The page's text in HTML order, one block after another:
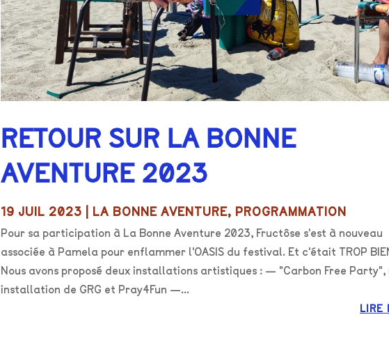
RETOUR SUR LA BONNE
AVENTURE 2023
19 JUIL 2023 LA BONNE AVENTURE, PROGRAMMATION
Pour sa participation à La Bonne Aventure 2023, Fructôse s'est à nouveau
associée à Pamela pour enflammer l'OASIS du festival. Et c'était TROP
Nous avons proposé deux installations artistiques : — "Carbon Free Party",
installation de GRG et Pray4Fun —...
LIRE